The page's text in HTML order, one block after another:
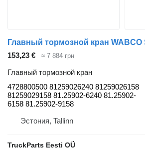
153,23 € ≈ 7 884 грн
Главный тормозной кран
4728800500 81259026240 81259026158
81259029158 81.25902-6240 81.25902-
6158 81.25902-9158
Эстония, Tallinn
TruckParts Eesti OÜ